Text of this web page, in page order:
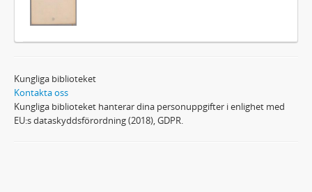
Kungliga biblioteket
Kontakta oss
Kungliga biblioteket hanterar dina personuppgifter i enlighet med
EU:s dataskyddsförordning (2018), GDPR.